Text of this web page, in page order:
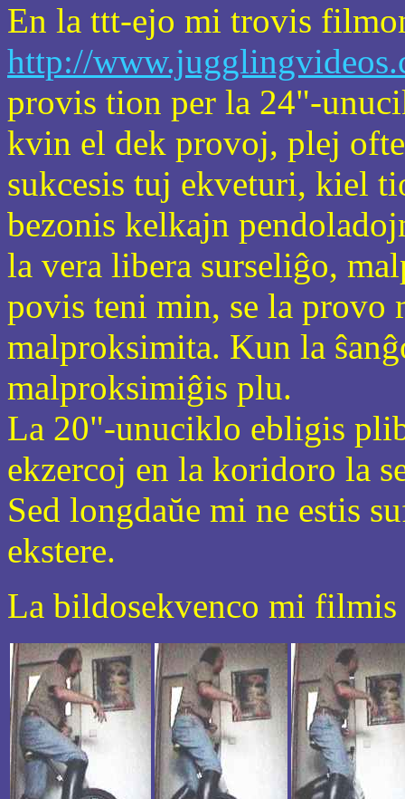
En la ttt-ejo mi trovis
http://
provis tion per la 24"-
kvin el dek provoj, plej
sukcesis tuj ekveturi, kiel
bezonis kelkajn
la vera libera surseliĝo,
povis teni min, se la provo
malproksimita. Kun la
malproksimiĝis plu.
La 20"-unuciklo ebligis
ekzercoj en la koridoro la
Sed longdaŭe mi ne estis
ekstere.
La bildosekvenco mi filmis